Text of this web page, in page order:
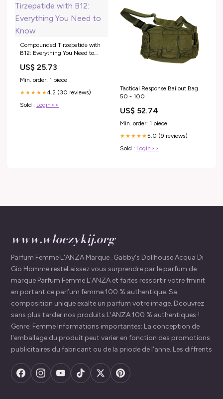
Compounded Tirzepatide with
B12: Everything You Need to
US$ 25.73
Min. order: 1 piece
★★★★★4.2 (30 reviews)
Sold : Login>>
Tactical Response Bailout Bag
50 - 100
US$ 52.74
Min. order: 1 piece
★★★★★5.0 (9 reviews)
Sold : Login>>
www.wloczykij.org
Parfum Femme L'ANZA Marque_Gabby's Dollhouse Acqua Di
Gio Homme resteLaissez vous surprendre par le parfum de
marque Parfum Femme L'ANZA et faites ressortir votre fminit
en portant ce parfum femme 100 % authentique. Sa
composition unique exalte un parfum votre image. Dcouvrez
sans plus tarder nos produits L'ANZA 100 % authentiques !
Genre: Femme Informations importantes: La conception de
l'emballage du produit peut varier en fonction des promotions
publicitaires du fabricant ou de la priode de l'anne. Les diffrents